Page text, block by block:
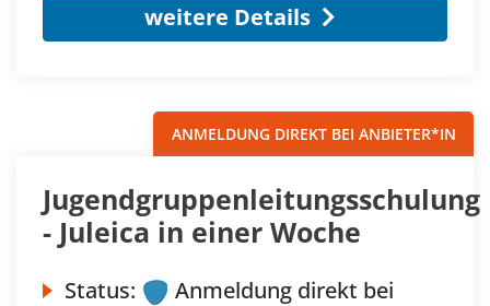
weitere Details
ANMELDUNG DIREKT BEI ANBIETER*IN
Jugendgruppenleitungsschulung
- Juleica in einer Woche
Status:
Anmeldung direkt bei